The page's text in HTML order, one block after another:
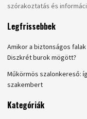
szórakoztatás és
Legfrissebbek
Amikor a biztonságos
Diszkrét burok mögött?
Műkörmös szalonkereső:
szakembert
Kategóriák